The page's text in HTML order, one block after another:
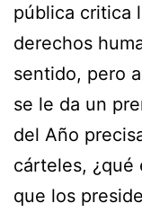
pública critica
derechos
sentido, pero
se le da un
del Año
cárteles,
que los